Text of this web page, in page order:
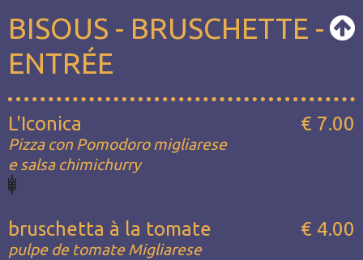
BISOUS - BRUSCHETTE -
ENTRÉE
L'Iconica
Pizza con Pomodoro migliarese
e salsa chimichurry
€ 7.00
bruschetta à la tomate
pulpe de tomate Migliarese
€ 4.00